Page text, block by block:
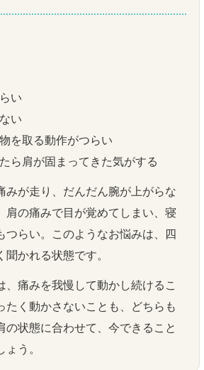
い
い
を取る動作がつらい
ら肩が固まってきた気がする
みが走り、だんだん腕が上がらな
肩の痛みで目が覚めてしまい、寝
つらい。このようなお悩みは、四
かれる状態です。
、痛みを我慢して動かし続けるこ
たく動かさないことも、どちらも
の状態に合わせて、今できること
う。